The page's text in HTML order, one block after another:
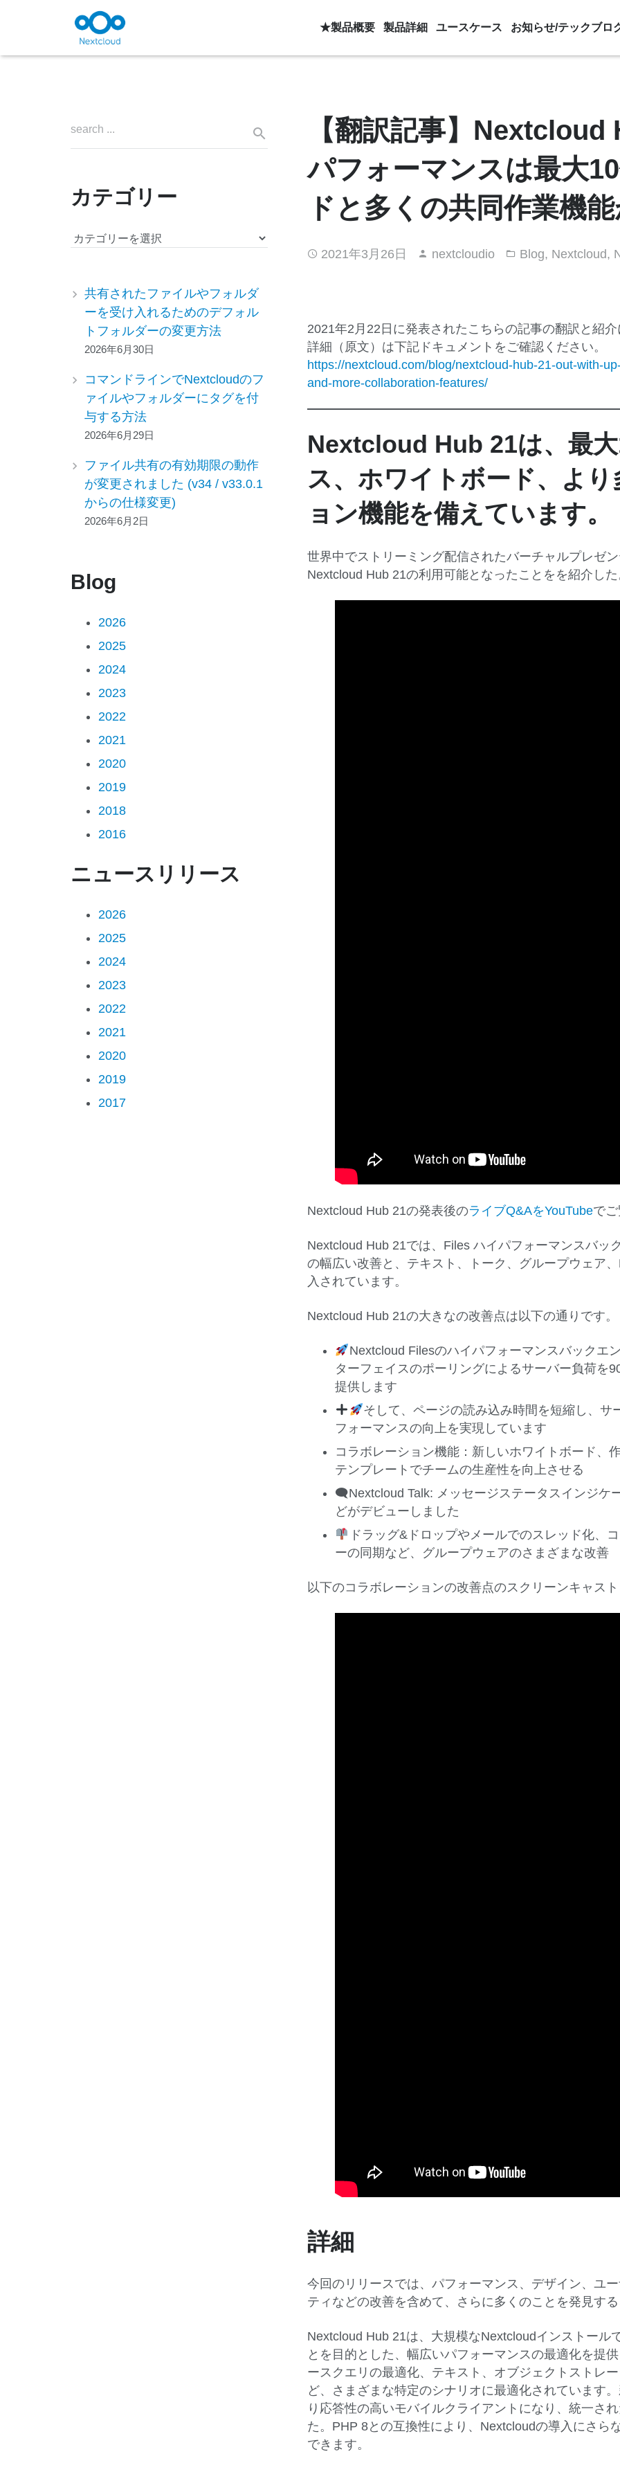
★製品概要 製品詳細 ユースケース お知らせ/テックブロ
【翻訳記事】
パフォーマンスは最大
ドと多くの共同作業機
2021年3月26日 nextcloudio Blog, Nextcloud,
2021年2月22日に発表されたこちらの記事の翻訳と紹介
詳細（原文）は下記ドキュメントをご確認ください。
https://nextcloud.com/blog/nextcloud-hub-21-out-with-
and-more-collaboration-features/
Nextcloud Hub 21は、最
ス、ホワイトボード、よ
ョン機能を備えています。
世界中でストリーミング配信されたバーチャルプレゼ
Nextcloud Hub 21の利用可能となったことをを紹介した
Nextcloud Hub 21の発表後のライブQ&AをYouTubeでご
Nextcloud Hub 21では、Files ハイパフォーマンスバッ
の幅広い改善と、テキスト、トーク、グループウェア
入されています。
Nextcloud Hub 21の大きなの改善点は以下の通りです。
Nextcloud Filesのハイパフォーマンスバックエ
ターフェイスのポーリングによるサーバー負荷を
提供します
そして、ページの読み込み時間を短縮し、
フォーマンスの向上を実現しています
コラボレーション機能：新しいホワイトボード、
テンプレートでチームの生産性を向上させる
🗨Nextcloud Talk: メッセージステータスインジケ
どがデビューしました
ドラッグ&ドロップやメールでのスレッド化、
ーの同期など、グループウェアのさまざまな改善
以下のコラボレーションの改善点のスクリーンキャスト
詳細
今回のリリースでは、パフォーマンス、デザイン、ユ
ティなどの改善を含めて、さらに多くのことを発見する
Nextcloud Hub 21は、大規模なNextcloudインストール
とを目的とした、幅広いパフォーマンスの最適化を提
ースクエリの最適化、テキスト、オブジェクトストレ
ど、さまざまな特定のシナリオに最適化されています
り応答性の高いモバイルクライアントになり、統一さ
た。PHP 8との互換性により、Nextcloudの導入にさら
できます。
カテゴリー
カ
リ 共有されたファイルやフォルダ
ーを受け入れるためのデフォル
トフォルダーの変更方法
2026年6月30日
コマンドラインでNextcloudのフ
ァイルやフォルダーにタグを付
与する方法
2026年6月29日
ファイル共有の有効期限の動作
が変更されました (v34 / v33.0.1
からの仕様変更)
2026年6月2日
Blog
2026
2025
2024
2023
2022
2021
2020
2019
2018
2016
ニュースリリース
2026
2025
2024
2023
2022
2021
2020
2019
2017